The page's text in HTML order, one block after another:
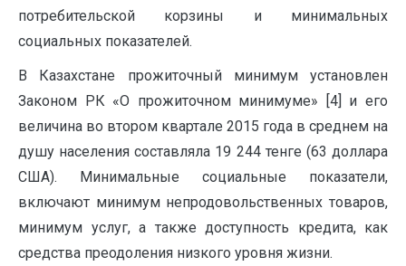
потребительской корзины и минимальных
социальных показателей.
В Казахстане прожиточный минимум установлен
Законом РК «О прожиточном минимуме» [4] и его
величина во втором квартале 2015 года в среднем на
душу населения составляла 19 244 тенге (63 доллара
США). Минимальные социальные показатели,
включают минимум непродовольственных товаров,
минимум услуг, а также доступность кредита, как
средства преодоления низкого уровня жизни.